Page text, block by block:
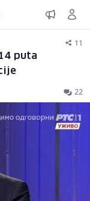
11
puta
22